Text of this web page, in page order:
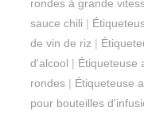
rondes à grande
sauce chili |
de vin de riz |
d'alcool | Étiqueteuse
rondes | Étiqueteuse
pour bouteilles